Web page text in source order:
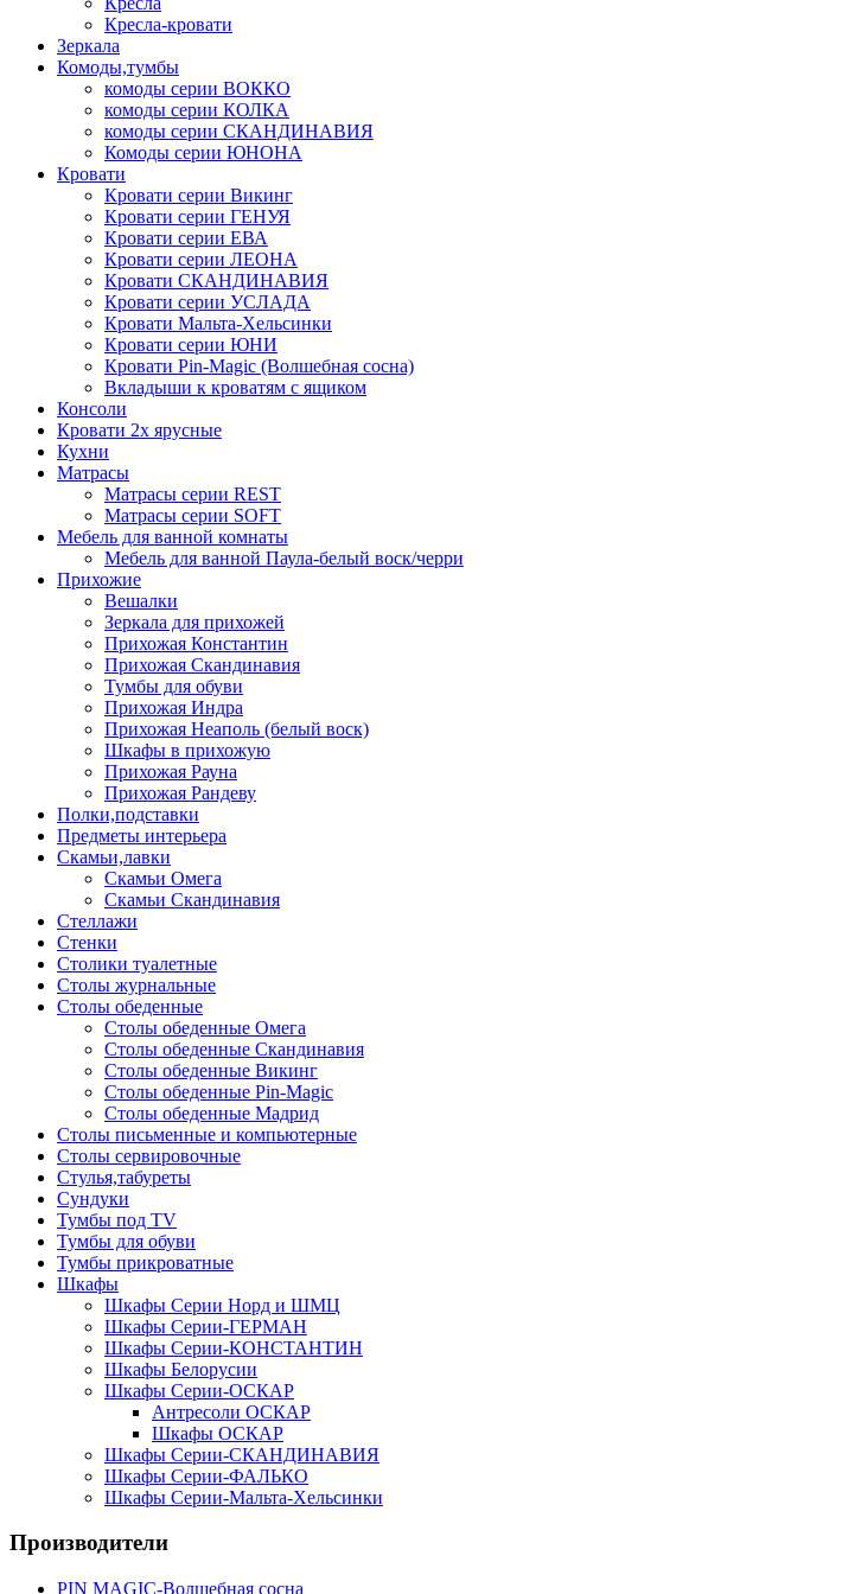
Кресла-кровати
Зеркала
Комоды,тумбы
комоды серии ВОККО
комоды серии КОЛКА
комоды серии СКАНДИНАВИЯ
Комоды серии ЮНОНА
Кровати
Кровати серии Викинг
Кровати серии ГЕНУЯ
Кровати серии ЕВА
Кровати серии ЛЕОНА
Кровати СКАНДИНАВИЯ
Кровати серии УСЛАДА
Кровати Мальта-Хельсинки
Кровати серии ЮНИ
Кровати Pin-Magic (Волшебная сосна)
Вкладыши к кроватям с ящиком
Консоли
Кровати 2х ярусные
Кухни
Матрасы
Матрасы серии REST
Матрасы серии SOFT
Мебель для ванной комнаты
Мебель для ванной Паула-белый воск/черри
Прихожие
Вешалки
Зеркала для прихожей
Прихожая Константин
Прихожая Скандинавия
Тумбы для обуви
Прихожая Индра
Прихожая Неаполь (белый воск)
Шкафы в прихожую
Прихожая Рауна
Прихожая Рандеву
Полки,подставки
Предметы интерьера
Скамьи,лавки
Скамьи Омега
Скамьи Скандинавия
Стеллажи
Стенки
Столики туалетные
Столы журнальные
Столы обеденные
Столы обеденные Омега
Столы обеденные Скандинавия
Столы обеденные Викинг
Столы обеденные Pin-Magic
Столы обеденные Мадрид
Столы письменные и компьютерные
Столы сервировочные
Стулья,табуреты
Сундуки
Тумбы под TV
Тумбы для обуви
Тумбы прикроватные
Шкафы
Шкафы Серии Норд и ШМЦ
Шкафы Серии-ГЕРМАН
Шкафы Серии-КОНСТАНТИН
Шкафы Белорусии
Шкафы Серии-ОСКАР
Антресоли ОСКАР
Шкафы ОСКАР
Шкафы Серии-СКАНДИНАВИЯ
Шкафы Серии-ФАЛЬКО
Шкафы Серии-Мальта-Хельсинки
Производители
PIN MAGIС-Волшебная сосна